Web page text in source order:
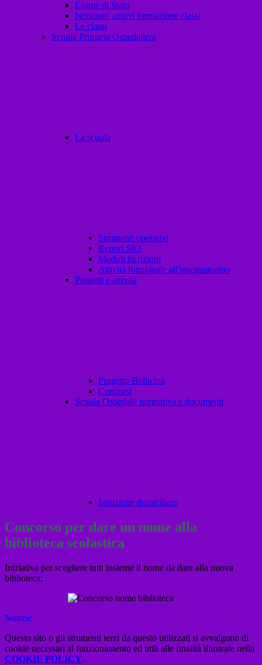
Esame di Stato
Iscrizioni ,criteri formazione classi
Le classi
Scuola Primaria Ospedaliera
La scuola
Strumenti operativi
Report SIO
Moduli iscrizioni
Attività funzionale all'insegnamento
Progetti e attività
Progetto Bollicina
Concorsi
Scuola Ospedale normativa e documenti
Istruzione domiciliare
Concorso per dare un nome alla
biblioteca scolastica
Iniziativa per scegliere tutti insieme il nome da dare alla nuova
biblioteca:
Notizie
Questo sito o gli strumenti terzi da questo utilizzati si avvalgono di
cookie necessari al funzionamento ed utili alle finalità illustrate nella
COOKIE POLICY.